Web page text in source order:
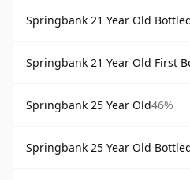
Springbank 21 Year Old
Springbank 21 Year Old First
Springbank 25 Year Old46%
Springbank 25 Year Old